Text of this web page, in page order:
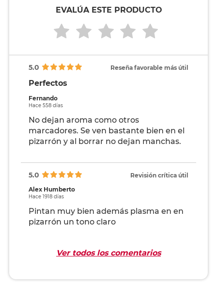
EVALÚA ESTE PRODUCTO
5.0 Reseña favorable más útil
Perfectos
Fernando
Hace 558 días
No dejan aroma como otros
marcadores. Se ven bastante bien en el
pizarrón y al borrar no dejan manchas.
5.0
Revisión crítica útil
Alex Humberto
Hace 1918 días
Pintan muy bien además plasma en en
pizarrón un tono claro
Ver todos los comentarios